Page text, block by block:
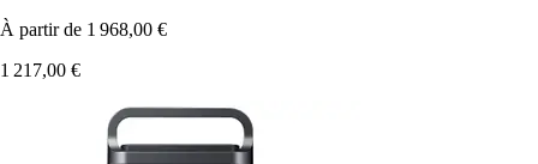
À partir de 1 968,00 €
1 217,00 €